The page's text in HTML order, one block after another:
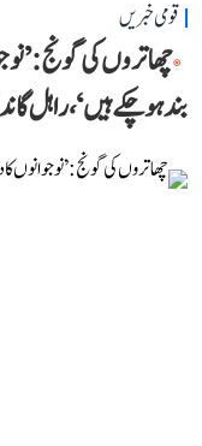
قومی خبریں
چھاتروں کی گونج:
بند ہو چکے ہیں‘، راہل